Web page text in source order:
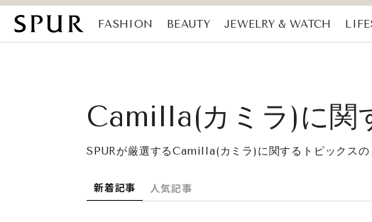
FASHION BEAUTY JEWELRY & WATCH
Camilla(カミラ)に関
SPURが厳選するCamilla(カミラ)に関するトピックスの
新着記事 人気記事